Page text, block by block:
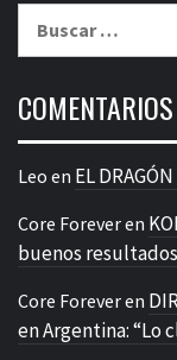
Leo en EL
Core Foreveren
buenos
Core Foreveren
en Argentina: “Lo